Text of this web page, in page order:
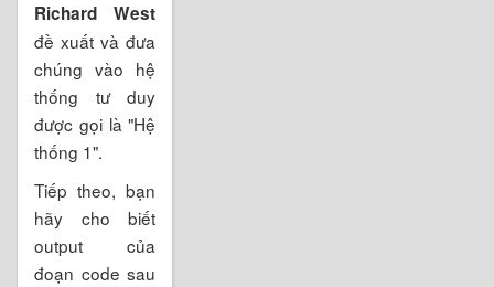
Richard West
đề xuất và đưa
chúng vào hệ
thống tư duy
được gọi là "Hệ
thống 1".
Tiếp theo, bạn
hãy cho biết
output của
đoạn code sau